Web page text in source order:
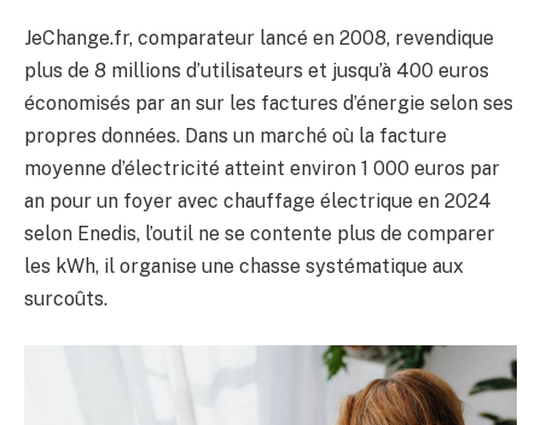
JeChange.fr, comparateur lancé en 2008, revendique
plus de 8 millions d’utilisateurs et jusqu’à 400 euros
économisés par an sur les factures d’énergie selon ses
propres données. Dans un marché où la facture
moyenne d’électricité atteint environ 1 000 euros par
an pour un foyer avec chauffage électrique en 2024
selon Enedis, l’outil ne se contente plus de comparer
les kWh, il organise une chasse systématique aux
surcoûts.